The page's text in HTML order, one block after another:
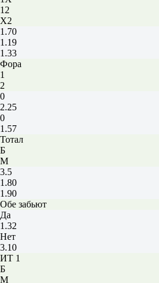
12
X2
1.70
1.19
1.33
Фора
1
2
0
2.25
0
1.57
Тотал
Б
М
3.5
1.80
1.90
Обе забьют
Да
1.32
Нет
3.10
ИТ 1
Б
М